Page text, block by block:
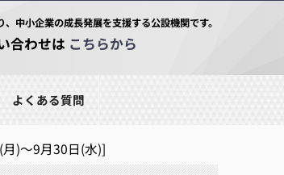
中小企業の成長発展を支援する公設機関です。
合わせは こちらから
よくある質問
)～9月30日(水)]